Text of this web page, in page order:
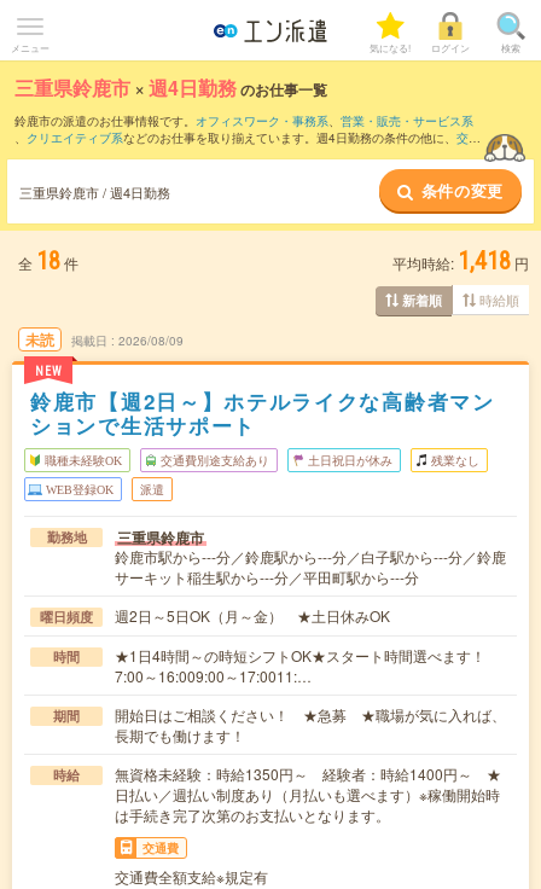
メニュー 気になる! ログイン 検索
三重県鈴鹿市 ×週4日勤務のお仕事一覧
鈴鹿市の派遣のお仕事情報です。 オフィスワーク・事務系、 営業・販売・サービス系
、 クリエイティブ系などのお仕事を取り揃えています。週4日勤務の条件の他に、 交通
三重県鈴鹿市 / 週4日勤務 条件の変更
全 18件 平均時給: 1,418 円
新着順 時給順
未読
NEW
掲載日 2026/08/09
鈴鹿市【週2日～】ホテルライクな高齢者マン
ションで生活サポート
職種未経験OK 交通費別途支給あり 土日祝日が休み 残業なし
WEB登録OK 派遣
勤務地 三重県鈴鹿市
鈴鹿市駅から---分／鈴鹿駅から---分／白子駅から---分／鈴鹿
サーキット稲生駅から---分／平田町駅から---分
曜日頻度 週2日～5日OK（月～金） ★土日休みOK
時間
★1日4時間～の時短シフトOK★スタート時間選べます！
7:00～16:009:00～17:0011:…
期間
開始日はご相談ください！ ★急募 ★職場が気に入れば、
長期でも働けます！
時給
無資格未経験：時給1350円～ 経験者：時給1400円～ ★
日払い／週払い制度あり（月払いも選べます）※稼働開始時
は手続き完了次第のお支払いとなります。
交通費
交通費全額支給※規定有